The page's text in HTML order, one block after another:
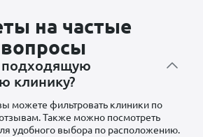
на частые
вопросы
подходящую
клинику?
можете фильтровать клиники по
Также можно посмотреть
удобного выбора по расположению.